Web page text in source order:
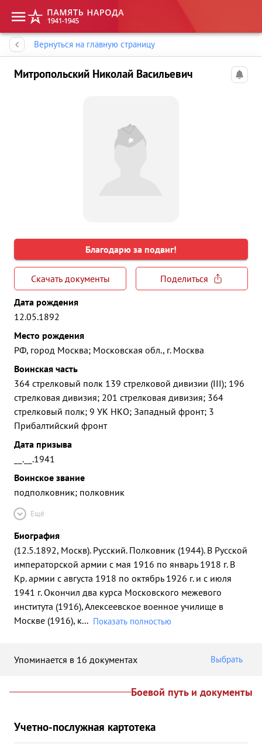
Вернуться на главную страницу
Митропольский Николай Васильевич
Благодарю за подвиг!
Скачать документы
Поделиться
Дата рождения
12.05.1892
Место рождения
РФ, город Москва; Московская обл., г. Москва
Воинская часть
364 стрелковый полк 139 стрелковой дивизии (III); 196
стрелковая дивизия; 201 стрелковая дивизия; 364
стрелковый полк; 9 УК НКО; Западный фронт; 3
Прибалтийский фронт
Дата призыва
__.__.1941
Воинское звание
подполковник; полковник
Ещё
Биография
(12.5.1892, Москв). Русский. Полковник (1944). В Русской
императорской армии с мая 1916 по январь 1918 г. В
Кр. армии с августа 1918 по октябрь 1926 г. и с июля
1941 г. Окончил два курса Московского межевого
института (1916), Алексеевское военное училище в
Москве (1916), к... Показать полностью
Упоминается в 16 документах Выбрать
Боевой путь и документы
Учетно-послужная картотека
Память народа